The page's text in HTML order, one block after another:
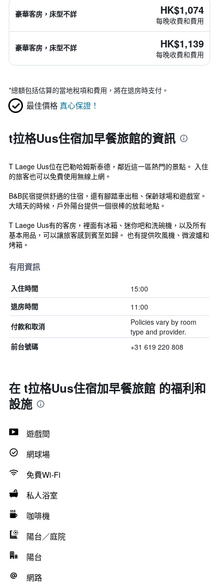
豪華客房，床型不詳 HK$1,074
每晚收費和費用
豪華客房，床型不詳 HK$1,139
每晚收費和費用
*總額包括估算的當地稅項和費用，將在退房時支付。
最佳價格 真心保證！
t拉格Uus住宿加早餐旅館的資訊
T Laege Uus位在巴勒哈姆斯泰德，鄰近這一區熱門的景點。 入住
的旅客也可以免費使用無線上網。
B&B民宿提供舒適的住宿，還有腳踏車出租、保齡球場和遊戲室。
大晴天的時候，戶外陽台提供一個很棒的放鬆地點。
T Laege Uus有的客房，裡面有冰箱、迷你吧和洗碗機，以及所有
基本用品，可以讓旅客感到賓至如歸。 也有提供吹風機、微波爐和
烤箱。
有用資訊
入住時間 15:00
退房時間 11:00
付款和取消
Policies vary by room
type and provider.
前台號碼 +31 619 220 808
在 t拉格Uus住宿加早餐旅館 的福利和
設施
遊戲間
網球場
免費Wi-Fi
私人浴室
咖啡機
陽台／庭院
陽台
網路